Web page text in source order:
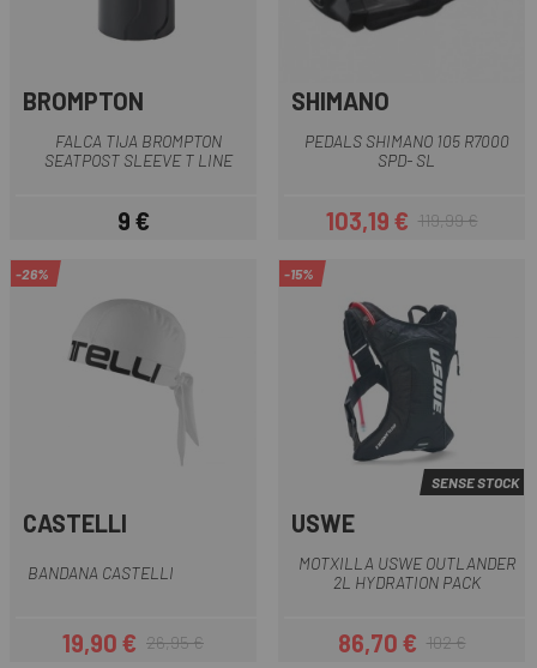
BROMPTON
FALCA TIJA BROMPTON
SEATPOST SLEEVE T LINE
Preu
9 €
SHIMANO
PEDALS SHIMANO 105 R7000
SPD- SL
Preu
103,19 €Preu regular
119,99 €
-26%
CASTELLI
BANDANA CASTELLI
Preu
19,90 €Preu regular
26,95 €
-15%
SENSE STOCK
USWE
MOTXILLA USWE OUTLANDER
2L HYDRATION PACK
Preu
86,70 €Preu regular
102 €